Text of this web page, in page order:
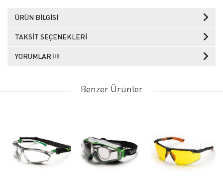
ÜRÜN BILGISI
TAKSIT SEÇENEKLERI
YORUMLAR (0)
Benzer Ürünler